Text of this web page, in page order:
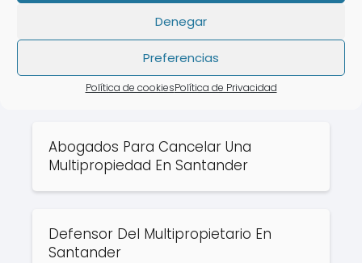
Denegar
Preferencias
Política de cookiesPolítica de Privacidad
Semana flotante
Rate this post
Puede que te interese:
Abogados Para Cancelar Una
Multipropiedad En Santander
Defensor Del Multipropietario En
Santander